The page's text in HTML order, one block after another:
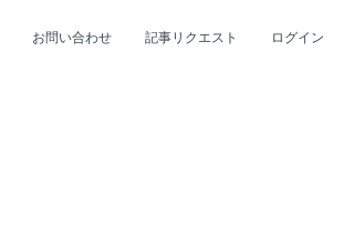
お問い合わせ 記事リクエスト ログイン